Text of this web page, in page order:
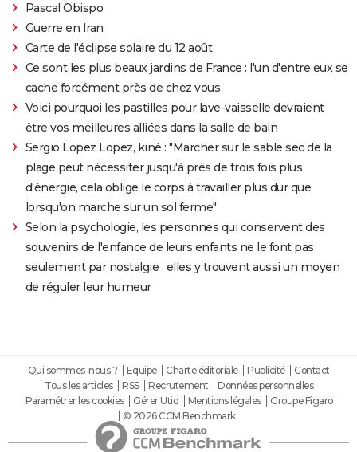
Pascal Obispo
Guerre en Iran
Carte de l'éclipse solaire du 12 août
Ce sont les plus beaux jardins de France : l'un d'entre eux se
cache forcément près de chez vous
Voici pourquoi les pastilles pour lave-vaisselle devraient
être vos meilleures alliées dans la salle de bain
Sergio Lopez Lopez, kiné : "Marcher sur le sable sec de la
plage peut nécessiter jusqu'à près de trois fois plus
d'énergie, cela oblige le corps à travailler plus dur que
lorsqu'on marche sur un sol ferme"
Selon la psychologie, les personnes qui conservent des
souvenirs de l'enfance de leurs enfants ne le font pas
seulement par nostalgie : elles y trouvent aussi un moyen
de réguler leur humeur
Qui sommes-nous ? Equipe Charte éditoriale Publicité
Contact
Tous les articles
RSS Recrutement
Données personnelles
Paramétrer les cookies
Gérer Utiq Mentions légales
Groupe Figaro
© 2026 CCM Benchmark